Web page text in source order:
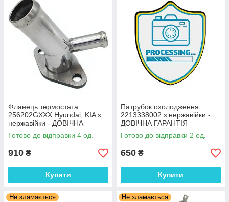
Фланець термостата
256202GXXX Hyundai, KIA з
нержавійки - ДОВІЧНА
ГАРАНТІЯ
Готово до відправки 4 од.
910 ₴
Купити
Патрубок охолодження
2213338002 з нержавійки -
ДОВІЧНА ГАРАНТІЯ
Готово до відправки 2 од.
650 ₴
Купити
Не зламається Не зламається